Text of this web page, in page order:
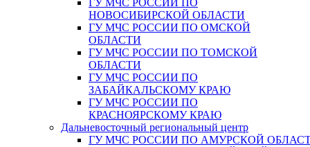
ГУ МЧС РОССИИ ПО
НОВОСИБИРСКОЙ ОБЛАСТИ
ГУ МЧС РОССИИ ПО ОМСКОЙ
ОБЛАСТИ
ГУ МЧС РОССИИ ПО ТОМСКОЙ
ОБЛАСТИ
ГУ МЧС РОССИИ ПО
ЗАБАЙКАЛЬСКОМУ КРАЮ
ГУ МЧС РОССИИ ПО
КРАСНОЯРСКОМУ КРАЮ
Дальневосточный региональный центр
ГУ МЧС РОССИИ ПО АМУРСКОЙ